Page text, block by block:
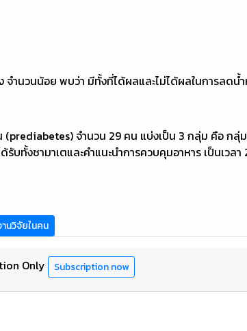
ำนวนน้อย พบว่า มีทั้งที่ได้ผลและไม่ได้ผลในการลดน้
จำนวน 29 คน แบ่งเป็น 3 กลุ่ม คือ กลุ่
ทั้งชามาเตและคำแนะนำการควบคุมอาหาร เป็นเวล
นวิจัยในคน
Only Subscription now